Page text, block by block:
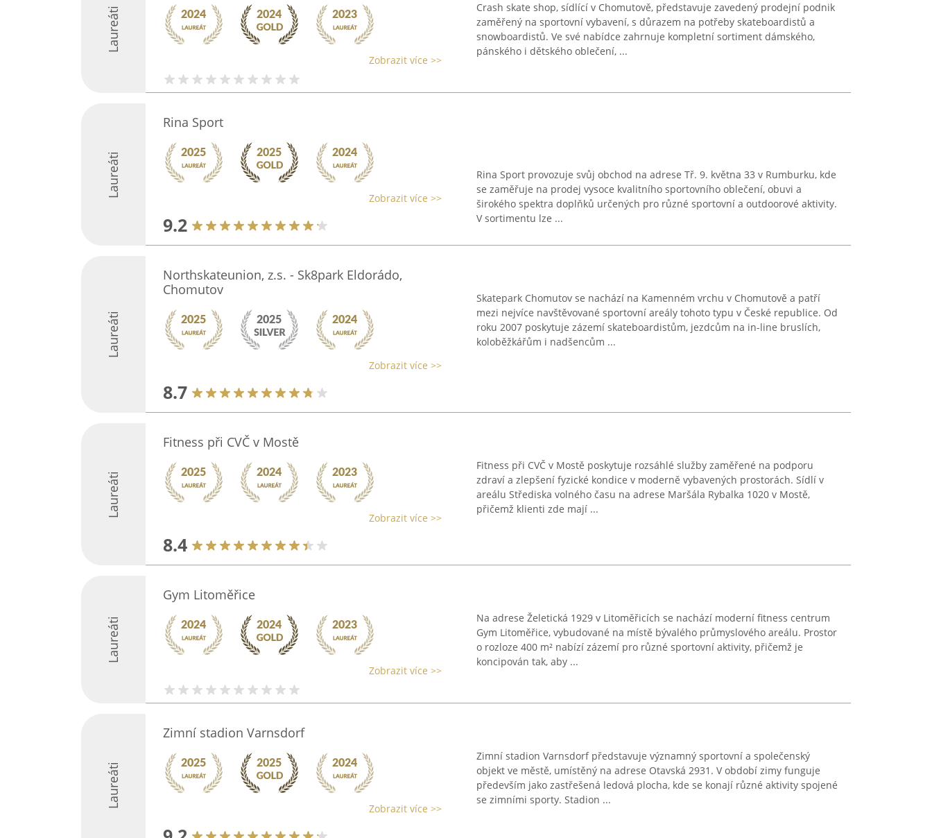
Laureáti
Zobrazit více >>
Crash skate shop, sídlící v Chomutově, představuje zavedený prodejní podnik
zaměřený na sportovní vybavení, s důrazem na potřeby skateboardistů a
snowboardistů. Ve své nabídce zahrnuje kompletní sortiment dámského,
pánského i dětského oblečení, ...
Laureáti
Rina Sport
Zobrazit více >>
9.2
Rina Sport provozuje svůj obchod na adrese Tř. 9. května 33 v Rumburku, kde
se zaměřuje na prodej vysoce kvalitního sportovního oblečení, obuvi a
širokého spektra doplňků určených pro různé sportovní a outdoorové aktivity.
V sortimentu lze ...
Laureáti
Northskateunion, z.s. - Sk8park Eldorádo,
Chomutov
Zobrazit více >>
8.7
Skatepark Chomutov se nachází na Kamenném vrchu v Chomutově a patří
mezi nejvíce navštěvované sportovní areály tohoto typu v České republice. Od
roku 2007 poskytuje zázemí skateboardistům, jezdcům na in-line bruslích,
koloběžkářům i nadšencům ...
Laureáti
Fitness při CVČ v Mostě
Zobrazit více >>
8.4
Fitness při CVČ v Mostě poskytuje rozsáhlé služby zaměřené na podporu
zdraví a zlepšení fyzické kondice v moderně vybavených prostorách. Sídlí v
areálu Střediska volného času na adrese Maršála Rybalka 1020 v Mostě,
přičemž klienti zde mají ...
Laureáti
Gym Litoměřice
Zobrazit více >>
Na adrese Želetická 1929 v Litoměřicích se nachází moderní fitness centrum
Gym Litoměřice, vybudované na místě bývalého průmyslového areálu. Prostor
o rozloze 400 m² nabízí zázemí pro různé sportovní aktivity, přičemž je
koncipován tak, aby ...
Laureáti
Zimní stadion Varnsdorf
Zobrazit více >>
Zimní stadion Varnsdorf představuje významný sportovní a společenský
objekt ve městě, umístěný na adrese Otavská 2931. V období zimy funguje
především jako zastřešená ledová plocha, kde se konají různé aktivity spojené
se zimními sporty. Stadion ...